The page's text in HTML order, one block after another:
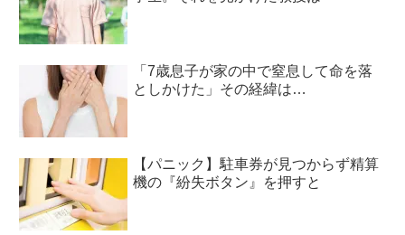
「7歳息子が家の中で窒息して命を落
としかけた」その経緯は…
【パニック】駐車券が見つからず精算
機の『紛失ボタン』を押すと